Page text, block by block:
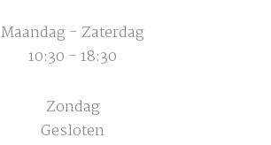
Maandag - Zaterdag
10:30 - 18:30
Zondag
Gesloten